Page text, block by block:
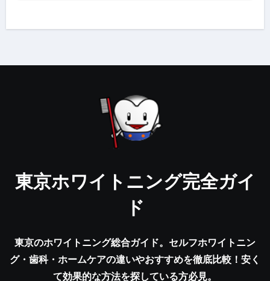
東京ホワイトニング完全ガイ
ド
東京のホワイトニング総合ガイド。セルフホワイトニン
グ・歯科・ホームケアの違いやおすすめを徹底比較！安く
て効果的な方法を探している方必見。